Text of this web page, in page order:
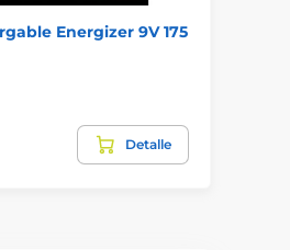
Energizer 9V 175
Detalle